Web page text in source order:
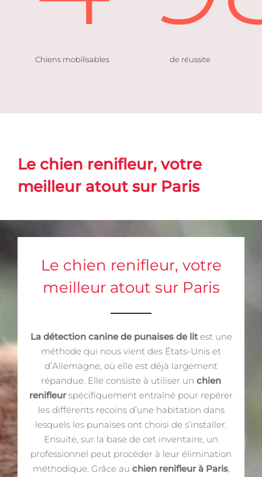
Chiens mobilisables de réussite
Le chien renifleur, votre
meilleur atout sur Paris
Le chien renifleur, votre
meilleur atout sur Paris
La détection canine de punaises de litest une
méthode qui nous vient des États-Unis et
d’Allemagne, où elle est déjà largement
répandue. Elle consiste à utiliser un chien
renifleurspécifiquement entraîné pour repérer
les différents recoins d’une habitation dans
lesquels les punaises ont choisi de s’installer.
Ensuite, sur la base de cet inventaire, un
professionnel peut procéder à leur élimination
méthodique. Grâce au chien renifleur à Paris,